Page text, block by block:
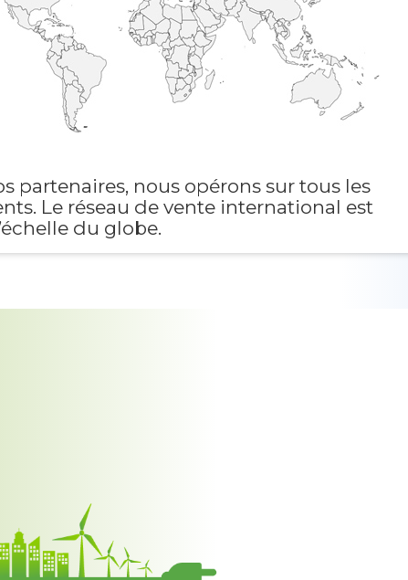
partenaires, nous opérons sur tous les
Le réseau de vente international est
du globe.